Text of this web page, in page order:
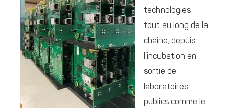
technologies
tout au long de la
chaîne, depuis
l’incubation en
sortie de
laboratoires
publics comme le